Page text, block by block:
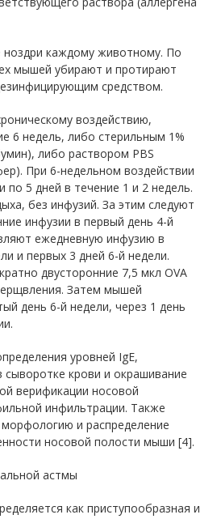
ноздри каждому животному. По
мышей убирают и протирают
средством.
воздействию,
6 недель, либо стерильным 1%
либо раствором PBS
При 6-недельном воздействии
5 дней в течение 1 и 2 недель.
без инфузий. За этим следуют
инфузии в первый день 4-й
ежедневную инфузию в
и первых 3 дней 6-й недели.
двусторонние 7,5 мкл OVA
Затем мышей
день 6-й недели, через 1 день
уровней IgE,
сыворотке крови и окрашивание
верификации носовой
инфильтрации. Также
и распределение
носовой полости мыши [4].
астмы
как приступообразная и